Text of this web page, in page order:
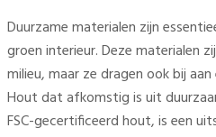
Duurzame materialen zijn
groen interieur. Deze materialen
milieu, maar ze dragen ook bij
Hout dat afkomstig is uit
FSC-gecertificeerd hout, is een